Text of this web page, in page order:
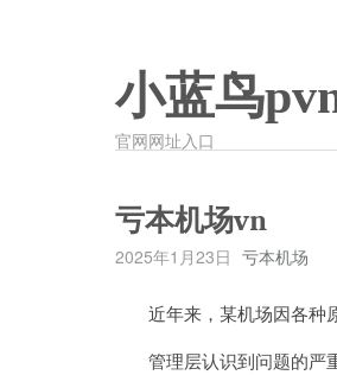
小蓝鸟
官网网址入口
亏本机场vn
2025年1月23日 亏本机场
近年来，某机场因各种原
管理层认识到问题的严重